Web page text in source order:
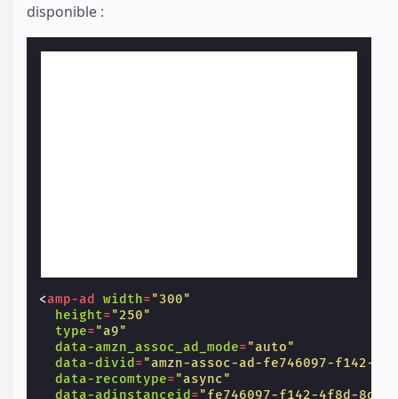
disponible :
<amp-ad width="300"
height="250"
type="a9"
data-amzn_assoc_ad_mode="auto"
data-divid ="amzn-assoc-ad-fe746097-f142-
data-recomtype="async"
data-adinstanceid ="fe746097-f142-4f8d-8dfb-